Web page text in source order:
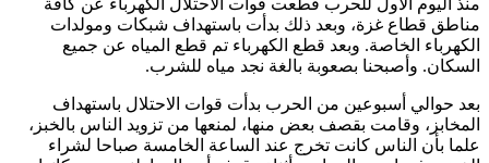
منذ اليوم الأول للحرب قطعت قوات الاحتلال الكهرباء عن كافة
مناطق قطاع غزة، وبعد ذلك بدأت باستهداف شبكات ومولدات
الكهرباء الخاصة. وبعد قطع الكهرباء تم قطع المياه عن جميع
السكان. وأصبحنا بصعوبة بالغة نجد مياه للشرب.
بعد حوالي أسبوعين من الحرب بدأت قوات الاحتلال باستهداف
المخابز، وقامت بقصف بعض منها، لمنعها من تزويد الناس بالخبز،
علما بأن الناس كانت تخرج عند الساعة الخامسة صباحا لشراء